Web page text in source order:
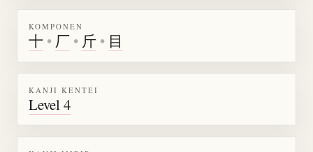
KOMPONEN
十 • 厂 • 斤 • 目
KANJI KENTEI
Level 4